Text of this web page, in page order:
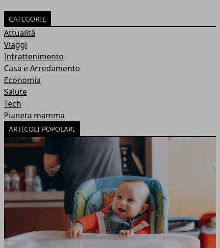
CATEGORIE
Attualità
Viaggi
Intrattenimento
Casa e Arredamento
Economia
Salute
Tech
Pianeta mamma
ARTICOLI POPOLARI